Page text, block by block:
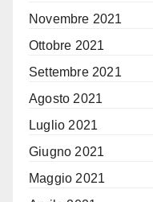
Novembre 2021
Ottobre 2021
Settembre 2021
Agosto 2021
Luglio 2021
Giugno 2021
Maggio 2021